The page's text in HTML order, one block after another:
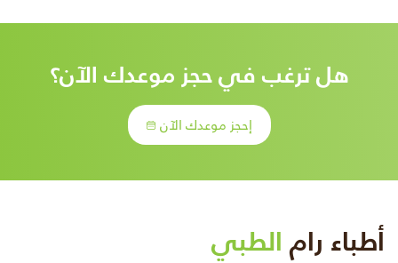
هل ترغب في حجز موعدك الآن؟
إحجز موعدك الآن
أطباء رامالطبي